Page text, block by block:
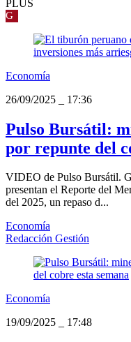
PLUS
G
Economía
26/09/2025
17:36
Pulso Bursátil:
por repunte del
VIDEO de Pulso Bursátil.
presentan el Reporte del
del 2025, un repaso d...
Economía
Redacción Gestión
Economía
19/09/2025
17:48